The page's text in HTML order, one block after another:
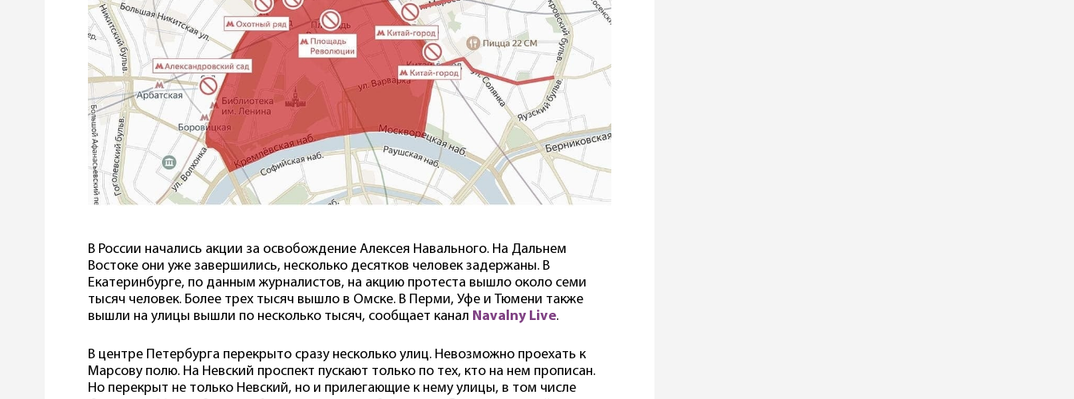
В России начались акции за освобождение Алексея Навального. На Дальнем
Востоке они уже завершились, несколько десятков человек задержаны. В
Екатеринбурге, по данным журналистов, на акцию протеста вышло около семи
тысяч человек. Более трех тысяч вышло в Омске. В Перми, Уфе и Тюмени также
вышли на улицы вышли по несколько тысяч, сообщает канал Navalny Live.
В центре Петербурга перекрыто сразу несколько улиц. Невозможно проехать к
Марсову полю. На Невский проспект пускают только по тех, кто на нем прописан.
Но перекрыт не только Невский, но и прилегающие к нему улицы, в том числе